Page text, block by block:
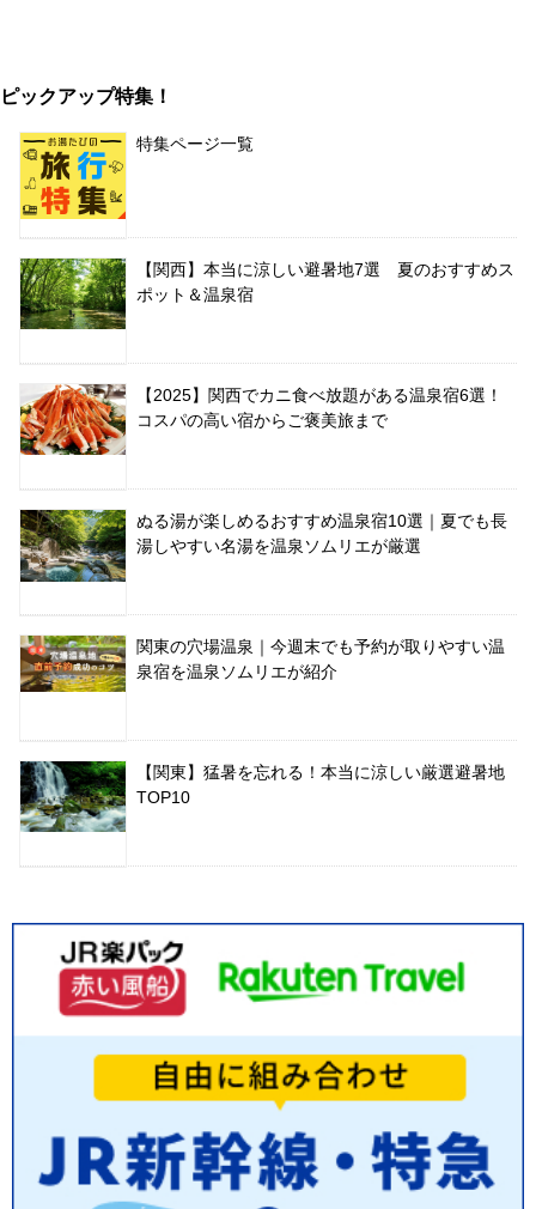
ピックアップ特集！
特集ページ一覧
【関西】本当に涼しい避暑地7選 夏のおすすめス
ポット＆温泉宿
【2025】関西でカニ食べ放題がある温泉宿6選！
コスパの高い宿からご褒美旅まで
ぬる湯が楽しめるおすすめ温泉宿10選｜夏でも長
湯しやすい名湯を温泉ソムリエが厳選
関東の穴場温泉｜今週末でも予約が取りやすい温
泉宿を温泉ソムリエが紹介
【関東】猛暑を忘れる！本当に涼しい厳選避暑地
TOP10